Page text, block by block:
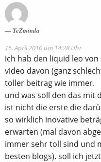
YeZminda
16. April 2010 um 14:28 Uhr
ich hab den liquid leo
video davon (ganz
toller beitrag wie immer.
und was soll den das mit
ist nicht die erste die
so wirklich inovative
erwarten (mal davon
immer sehr toll sind und
besten blogs). soll ich